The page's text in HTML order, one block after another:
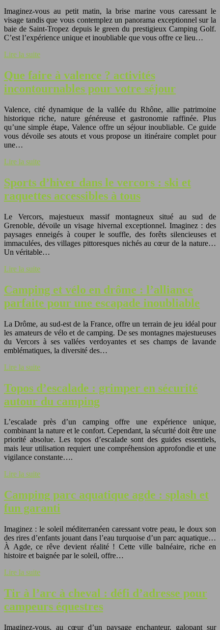
Imaginez-vous au petit matin, la brise marine vous caressant le
visage tandis que vous contemplez un panorama exceptionnel sur la
baie de Saint-Tropez depuis le green du prestigieux Camping Golf.
C’est l’expérience unique et inoubliable que vous offre ce lieu…
Lire la suite
Que faire à valence ? activités
incontournables pour votre séjour
Valence, cité dynamique de la vallée du Rhône, allie patrimoine
historique riche, nature généreuse et gastronomie raffinée. Plus
qu’une simple étape, Valence offre un séjour inoubliable. Ce guide
vous dévoile ses atouts et vous propose un itinéraire complet pour
une…
Lire la suite
Sports d’hiver dans le vercors : ski et
raquettes accessibles à tous
Le Vercors, majestueux massif montagneux situé au sud de
Grenoble, dévoile un visage hivernal exceptionnel. Imaginez : des
paysages enneigés à couper le souffle, des forêts silencieuses et
immaculées, des villages pittoresques nichés au cœur de la nature…
Un véritable…
Lire la suite
Camping et vélo en drôme : l’alliance
parfaite pour une escapade inoubliable
La Drôme, au sud-est de la France, offre un terrain de jeu idéal pour
les amateurs de vélo et de camping. De ses montagnes majestueuses
du Vercors à ses vallées verdoyantes et ses champs de lavande
emblématiques, la diversité des…
Lire la suite
Topos d’escalade : grimper en sécurité
autour du camping
L’escalade près d’un camping offre une expérience unique,
combinant la nature et le confort. Cependant, la sécurité doit être une
priorité absolue. Les topos d’escalade sont des guides essentiels,
mais leur utilisation requiert une compréhension approfondie et une
vigilance constante….
Lire la suite
Camping parc aquatique agde : splash et
fun garanti
Imaginez : le soleil méditerranéen caressant votre peau, le doux son
des rires d’enfants jouant dans l’eau turquoise d’un parc aquatique…
À Agde, ce rêve devient réalité ! Cette ville balnéaire, riche en
histoire et baignée par le soleil, offre…
Lire la suite
Tir à l’arc à cheval : défi d’adresse pour
campeurs équestres
Imaginez-vous, au cœur d’un paysage enchanteur, galopant sur